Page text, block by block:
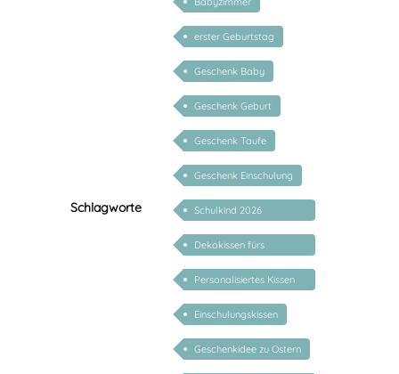
Schlagworte
erster Geburtstag
Geschenk Baby
Geschenk Geburt
Geschenk Taufe
Geschenk Einschulung
Schulkind 2026
Geschenk
Dekokissen fürs
Kinderzimmer
Personalisiertes Kissen
zur Einschulung
Einschulungskissen
Geschenkidee zu Ostern